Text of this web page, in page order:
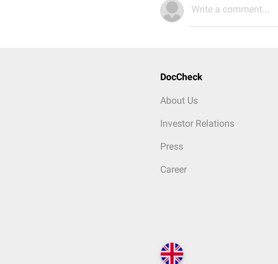
Write a comment...
DocCheck
About Us
Investor Relations
Press
Career